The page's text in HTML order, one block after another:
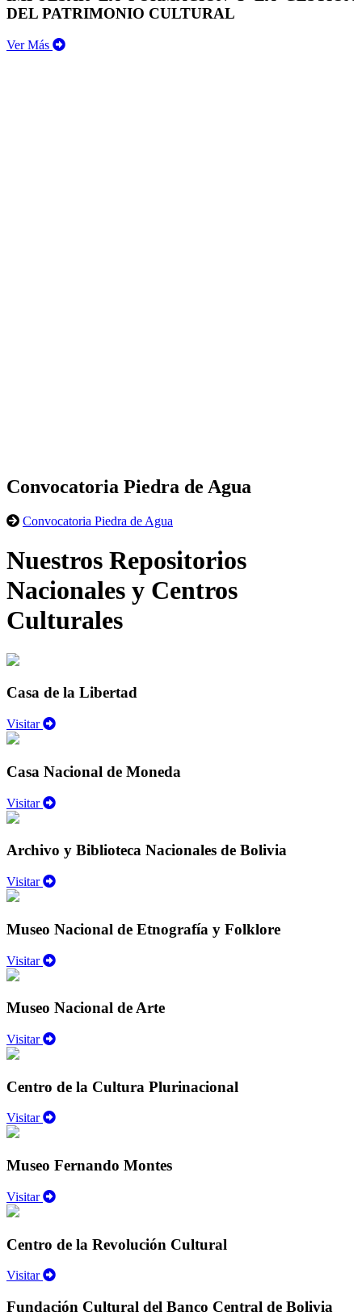
DEL PATRIMONIO CULTURAL
Ver Más
Convocatoria Piedra de Agua
Convocatoria Piedra de Agua
Nuestros Repositorios
Nacionales y Centros
Culturales
Casa de la Libertad
Visitar
Casa Nacional de Moneda
Visitar
Archivo y Biblioteca Nacionales de Bolivia
Visitar
Museo Nacional de Etnografía y Folklore
Visitar
Museo Nacional de Arte
Visitar
Centro de la Cultura Plurinacional
Visitar
Museo Fernando Montes
Visitar
Centro de la Revolución Cultural
Visitar
Fundación Cultural del Banco Central de Bolivia